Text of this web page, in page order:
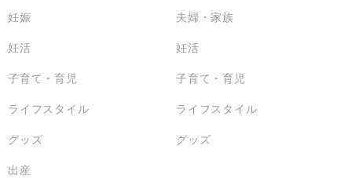
妊娠
妊活
子育て・育児
ライフスタイル
グッズ
出産
夫婦・家族
妊活
子育て・育児
ライフスタイル
グッズ